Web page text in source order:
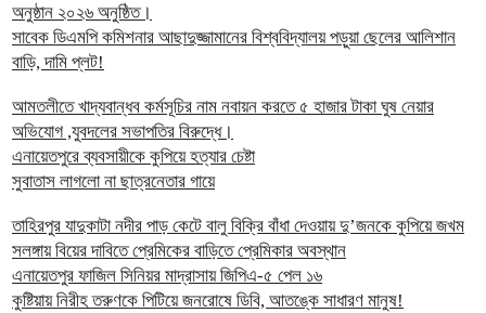
অনুষ্ঠান ২০২৬ অনুষ্ঠিত।
সাবেক ডিএমপি কমিশনার আছাদুজ্জামানের বিশ্ববিদ্যালয় পড়ুয়া ছেলের আলিশান
বাড়ি, দামি প্লট!
আমতলীতে খাদ্যবান্ধব কর্মসূচির নাম নবায়ন করতে ৫ হাজার টাকা ঘুষ নেয়ার
অভিযোগ ,যুবদলের সভাপতির বিরুদ্ধে।
এনায়েতপুরে ব্যবসায়ীকে কুপিয়ে হত্যার চেষ্টা
সুবাতাস লাগলো না ছাত্রনেতার গায়ে
তাহিরপুর যাদুকাটা নদীর পাড় কেটে বালু বিক্রি বাঁধা দেওয়ায় দু’জনকে কুপিয়ে জখম
সলঙ্গায় বিয়ের দাবিতে প্রেমিকের বাড়িতে প্রেমিকার অবস্থান
এনায়েতপুর ফাজিল সিনিয়র মাদ্রাসায় জিপিএ-৫ পেল ১৬
কুষ্টিয়ায় নিরীহ তরুণকে পিটিয়ে জনরোষে ডিবি, আতঙ্কে সাধারণ মানুষ!